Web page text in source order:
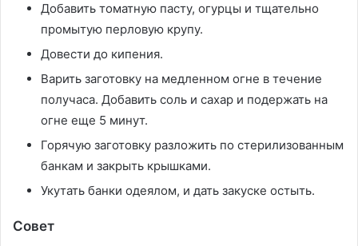
Добавить томатную пасту, огурцы и тщательно
промытую перловую крупу.
Довести до кипения.
Варить заготовку на медленном огне в течение
получаса. Добавить соль и сахар и подержать на
огне еще 5 минут.
Горячую заготовку разложить по стерилизованным
банкам и закрыть крышками.
Укутать банки одеялом, и дать закуске остыть.
Совет